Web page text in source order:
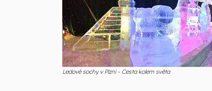
Ledové sochy v Plzni - Cesta kolem světa